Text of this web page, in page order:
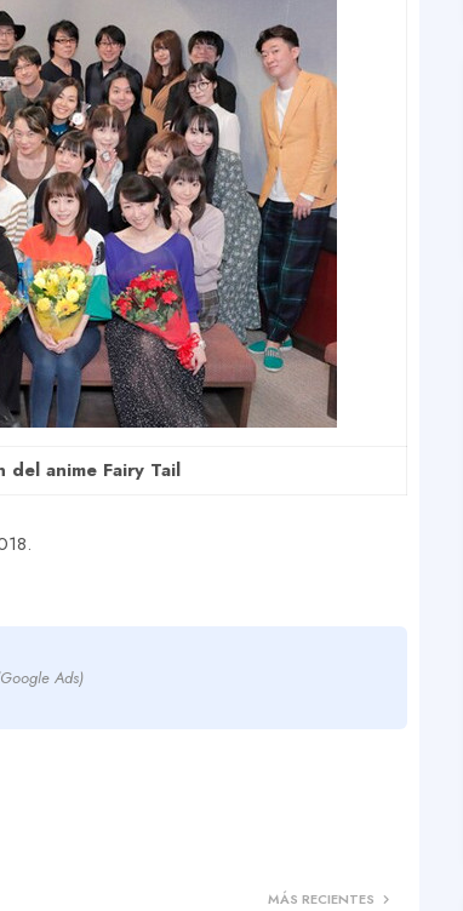
anime Fairy Tail
Ads)
MÁS RECIENTES